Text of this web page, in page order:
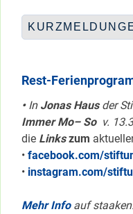
Rest-
•InJonas Hausder
Immer Mo– So v.
die Linkszum
• facebook.com/
• instagram.com/
Mehr Infoauf